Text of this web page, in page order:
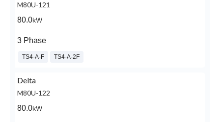
M80U-121
80.0kW
3 Phase
TS4-A-F TS4-A-2F
Delta
M80U-122
80.0kW